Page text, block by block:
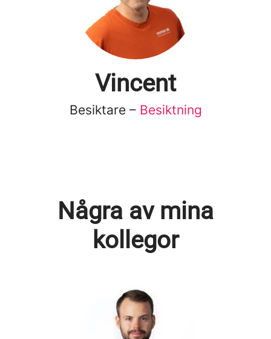
Vincent
Besiktare – Besiktning
Några av mina
kollegor